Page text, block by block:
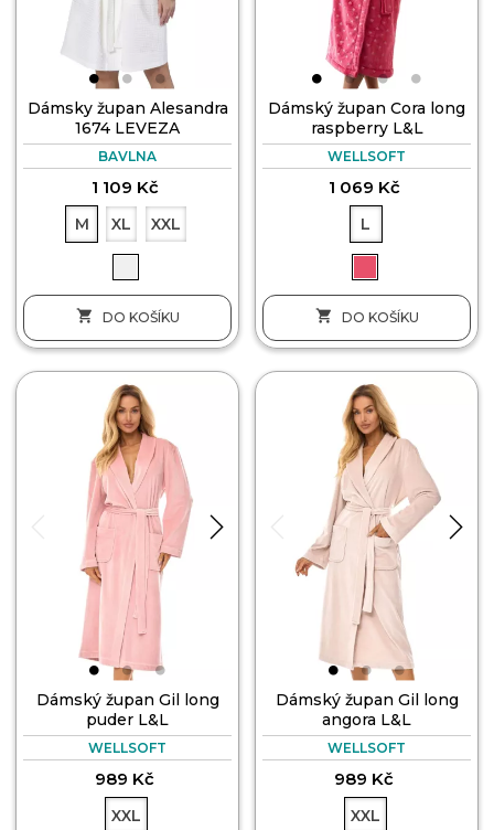
Dámsky župan Alesandra
1674 LEVEZA
BAVLNA
1 109 Kč
M XL XXL
 DO KOŠÍKU
Dámský župan Cora long
raspberry L&L
WELLSOFT
1 069 Kč
L
 DO KOŠÍKU
Dámský župan Gil long
puder L&L
WELLSOFT
989 Kč
XXL
Dámský župan Gil long
angora L&L
WELLSOFT
989 Kč
XXL